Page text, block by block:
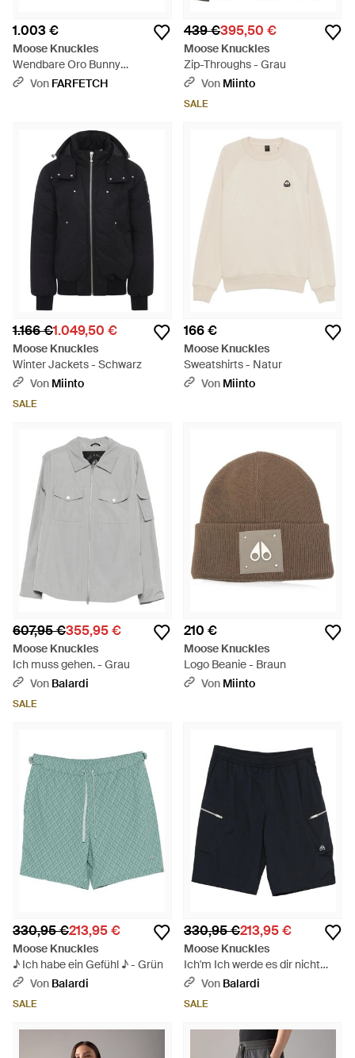
1.003 €
Moose Knuckles
Wendbare Oro Bunny
Kapuzenjacke Mit Pompon -
Von FARFETCH
439 €395,50 €
Moose Knuckles
Zip-Throughs - Grau
Von Miinto
SALE
1.166 €1.049,50 €
Moose Knuckles
Winter Jackets - Schwarz
Von Miinto
SALE
166 €
Moose Knuckles
Sweatshirts - Natur
Von Miinto
607,95 €355,95 €
Moose Knuckles
Ich muss gehen. - Grau
Von Balardi
SALE
210 €
Moose Knuckles
Logo Beanie - Braun
Von Miinto
330,95 €213,95 €
Moose Knuckles
♪ Ich habe ein Gefühl ♪ - Grün
Von Balardi
SALE
330,95 €213,95 €
Moose Knuckles
Ich'm Ich werde es dir nicht
sagen. - Blau
Von Balardi
SALE